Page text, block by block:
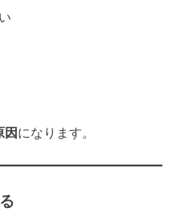
になります。